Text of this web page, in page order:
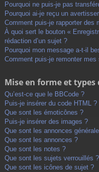
Pourquoi ne puis-je pas
Pourquoi ai-je reçu un
Comment puis-je rapporter des
À quoi sert le bouton «
rédaction d’un sujet ?
Pourquoi mon message a-t-il
Comment puis-je remonter mes
Mise en forme et types
Qu’est-ce que le BBCode ?
Puis-je insérer du code HTML ?
Que sont les émoticônes ?
Puis-je insérer des images ?
Que sont les annonces
Que sont les annonces ?
Que sont les notes ?
Que sont les sujets verrouillés ?
Que sont les icônes de sujet ?